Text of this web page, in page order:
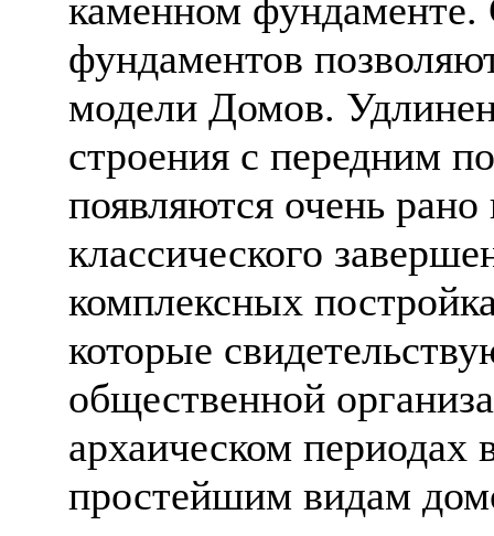
каменном фундаменте.
фундаментов
модели Домов.
строения с передним
появляются очень
классического
комплексных
которые
общественной
архаическом периодах
простейшим видам